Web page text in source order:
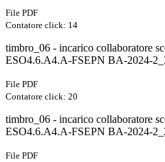
File PDF
Contatore click: 14
timbro_06 - incarico collaboratore
ESO4.6.A4.A-FSEPN BA-2024-
File PDF
Contatore click: 20
timbro_06 - incarico collaboratore
ESO4.6.A4.A-FSEPN BA-2024-
File PDF